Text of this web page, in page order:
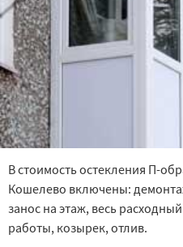
В стоимость остекления П-
Кошелево включены:
занос на этаж, весь
работы, козырек, отлив.